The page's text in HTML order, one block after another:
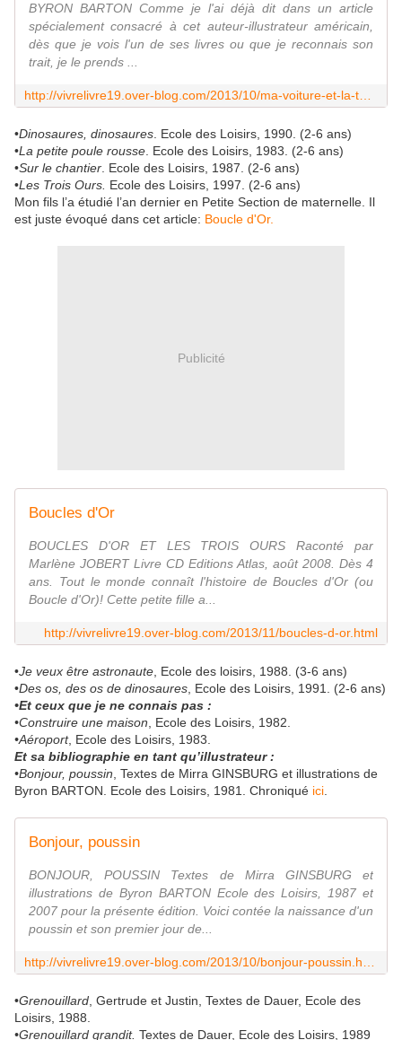
BYRON BARTON Comme je l'ai déjà dit dans un article
spécialement consacré à cet auteur-illustrateur américain,
dès que je vois l'un de ses livres ou que je reconnais son
trait, je le prends ...
•Dinosaures, dinosaures . Ecole des Loisirs, 1990. (2-6 ans)
•La petite poule rousse . Ecole des Loisirs, 1983. (2-6 ans)
•Sur le chantier . Ecole des Loisirs, 1987. (2-6 ans)
•Les Trois Ours. Ecole des Loisirs, 1997. (2-6 ans)
Mon fils l’a étudié l’an dernier en Petite Section de maternelle. Il
est juste évoqué dans cet article: Boucle d'Or.
Publicité
Boucles d'Or
BOUCLES D'OR ET LES TROIS OURS Raconté par
Marlène JOBERT Livre CD Editions Atlas, août 2008. Dès 4
ans. Tout le monde connaît l'histoire de Boucles d'Or (ou
Boucle d'Or)! Cette petite fille a...
http://vivrelivre19.over-blog.com/2013/11/boucles-d-or.html
•Je veux être astronaute , Ecole des loisirs, 1988. (3-6 ans)
•Des os, des os de dinosaures , Ecole des Loisirs, 1991. (2-6 ans)
•Et ceux que je ne connais pas :
•Construire une maison , Ecole des Loisirs, 1982.
•Aéroport, Ecole des Loisirs, 1983.
Et sa bibliographie en tant qu’illustrateur :
•Bonjour, poussin , Textes de Mirra GINSBURG et illustrations de
Byron BARTON. Ecole des Loisirs, 1981. Chroniqué ici
Bonjour, poussin
BONJOUR, POUSSIN Textes de Mirra GINSBURG et
illustrations de Byron BARTON Ecole des Loisirs, 1987 et
2007 pour la présente édition. Voici contée la naissance d'un
poussin et son premier jour de...
•Grenouillard , Gertrude et Justin, Textes de Dauer, Ecole des
Loisirs, 1988.
•Grenouillard grandit. Textes de Dauer, Ecole des Loisirs, 1989